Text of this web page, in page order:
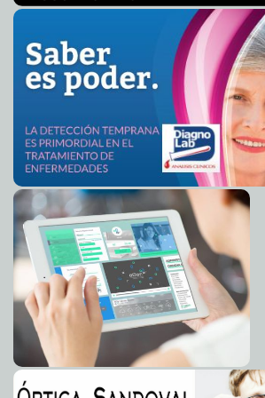
2013-02-28 20:49:03 El padre Mex será párroco de
2013-02-28 20:47:56 Entrega el DIF apoyos en
2013-02-28 20:44:23 Arropan senadores a hija de
2013-02-28 20:43:20 Empujan a transportistas a un
Lleva Ayuntamiento 'Un cuento
Tecoh A7
2013-02-28 20:40:16 Contribuye Daniel Ávila a
Carrillo Puerto' en el Senado A7
2013-02-28 20:38:58 Entregarán certificado de
años
2013-02-28 20:35:10 'Recicla por tu bienestar' llega al
2013-02-28 20:33:29 Denuncia el PAN compadrazgos
Ipepac Mari Tere Menéndez Monforte
2013-02-28 17:04:56 Comuna concentra oferta
Alternativa Joven A7
2013-02-28 12:20:46 La Iglesia no tiene Papa Mari Tere
2013-02-28 12:18:58 Toman otro comisariado en Tinum
2013-02-28 12:17:23 Denuncia penal contra Alcaldesa
Monforte